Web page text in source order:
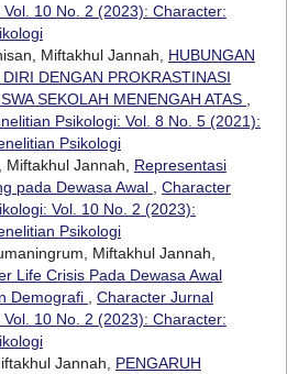
10 No. 2 (2023): Character:
Miftakhul Jannah, HUBUNGAN
DENGAN PROKRASTINASI
SEKOLAH MENENGAH ATAS ,
Psikologi: Vol. 8 No. 5 (2021):
Psikologi
Miftakhul Jannah, Representasi
pada Dewasa Awal , Character
Vol. 10 No. 2 (2023):
Psikologi
Miftakhul Jannah,
Life Crisis Pada Dewasa Awal
Demografi , Character Jurnal
10 No. 2 (2023): Character:
Jannah, PENGARUH